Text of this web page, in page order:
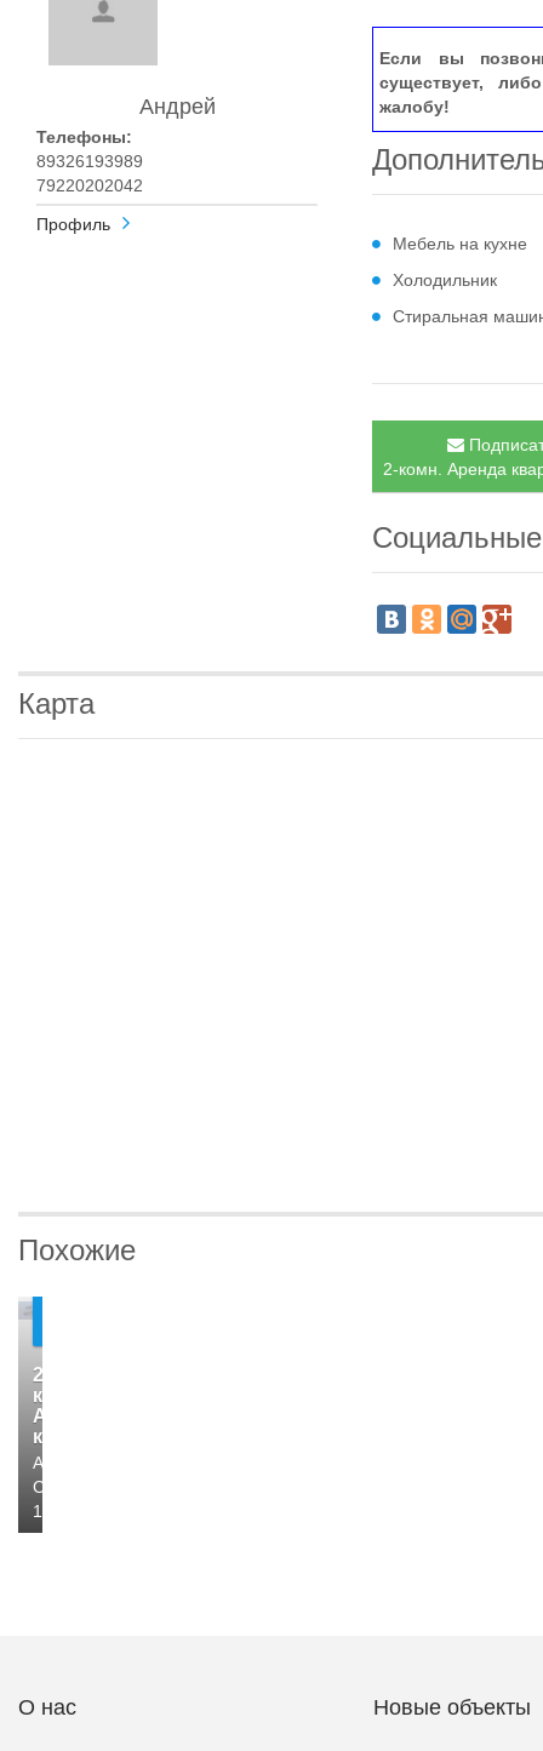
Андрей
Телефоны:
89326193989
79220202042
Профиль
Если вы
существует,
жалобу!
Мебель на кухне
Холодильник
Стиральная
2-комн. Аренда
Карта
Похожие
2-
комн.
Аренда
квартир
Альметьевск,
Советская,
125
О нас Новые объекты